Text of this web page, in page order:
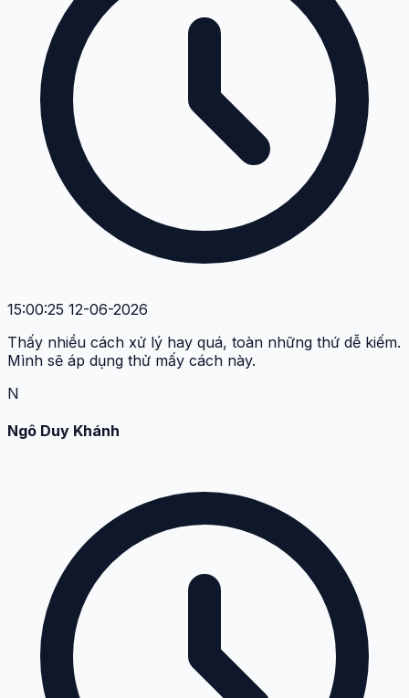
15:00:25 12-06-2026
Thấy nhiều cách xử lý hay quá, toàn những thứ dễ kiếm.
Mình sẽ áp dụng thử mấy cách này.
N
Ngô Duy Khánh